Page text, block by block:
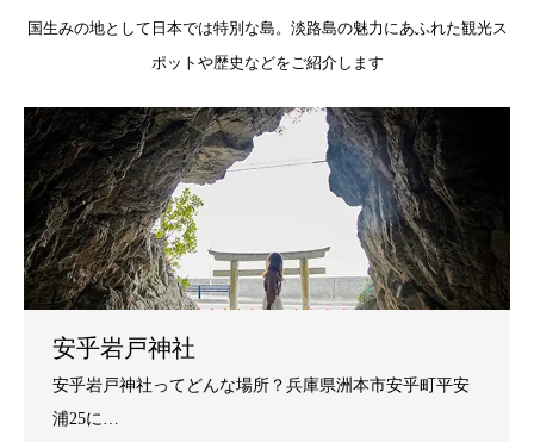
国生みの地として日本では特別な島。淡路島の魅力にあふれた観光ス
ポットや歴史などをご紹介します
安乎岩戸神社